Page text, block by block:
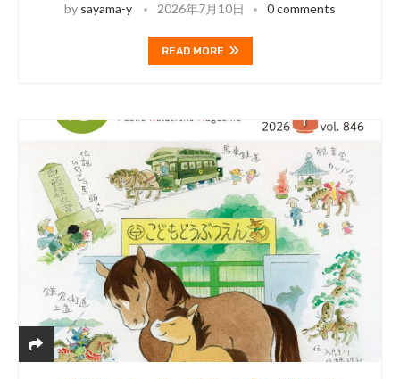
by sayama-y 2026年7月10日 0 comments
READ MORE